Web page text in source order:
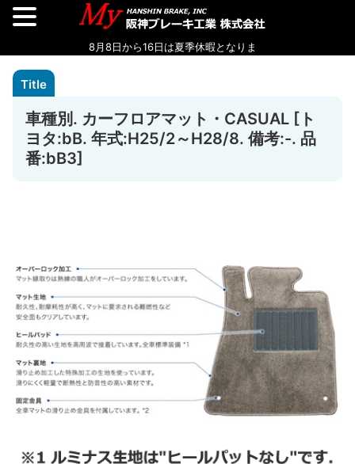
車種別. カーフロアマット・CASUAL [ト
ヨタ:bB. 年式:H25/2～H28/8. 備考:-. 品
番:bB3]